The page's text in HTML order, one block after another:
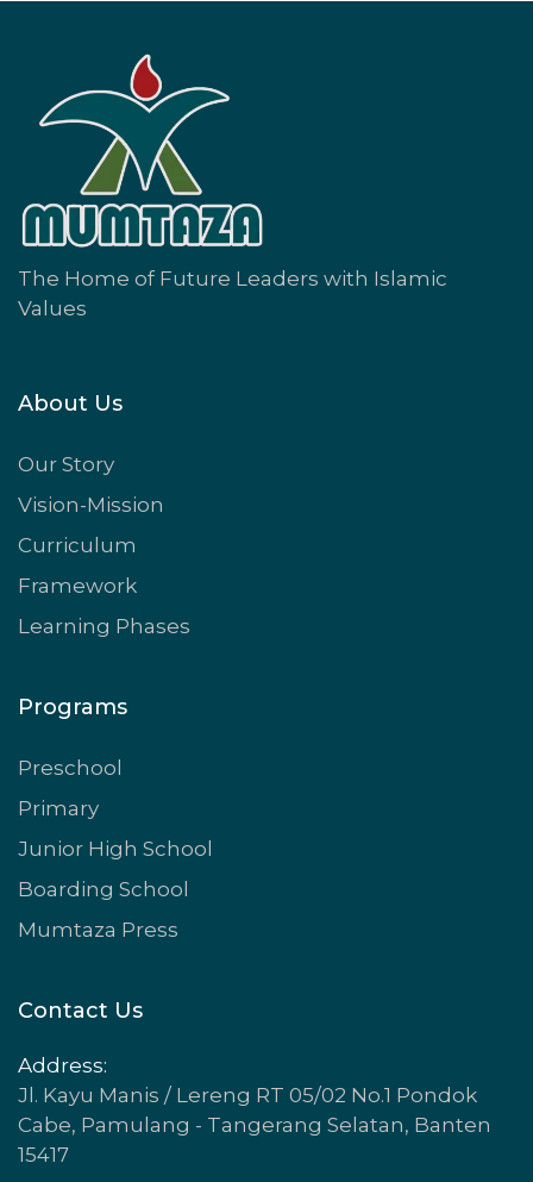
The Home of Future Leaders with Islamic
Values
About Us
Our Story
Vision-Mission
Curriculum
Framework
Learning Phases
Programs
Preschool
Primary
Junior High School
Boarding School
Mumtaza Press
Contact Us
Address:
Jl. Kayu Manis / Lereng RT 05/02 No.1 Pondok
Cabe, Pamulang - Tangerang Selatan, Banten
15417